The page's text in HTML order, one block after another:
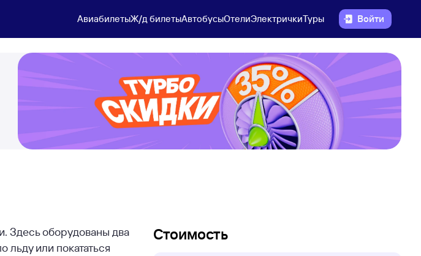
АвиабилетыЖ/д билетыАвтобусыОтелиЭлектричкиТуры Войти
Здесь оборудованы два
льду или покататься
Стоимость